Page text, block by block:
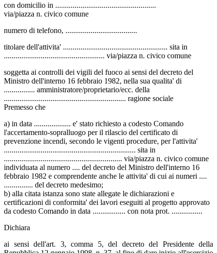
con domicilio in ....................................................
via/piazza n. civico comune
numero di telefono, .....................................
titolare dell'attivita' ...................................................... sita in
.................................................... via/piazza n. civico comune
soggetta ai controlli dei vigili del fuoco ai sensi del decreto del
Ministro dell'interno 16 febbraio 1982, nella sua qualita' di
................ amministratore/proprietario/ecc. della
............................................................... ragione sociale
Premesso che
a) in data ................... e' stato richiesto a codesto Comando
l'accertamento-sopralluogo per il rilascio del certificato di
prevenzione incendi, secondo le vigenti procedure, per l'attivita'
.................................................................... sita in
............................................................. via/piazza n. civico comune
individuata al numero .... del decreto del Ministro dell'interno 16
febbraio 1982 e comprendente anche le attivita' di cui ai numeri ....
............... del decreto medesimo;
b) alla citata istanza sono state allegate le dichiarazioni e
certificazioni di conformita' dei lavori eseguiti al progetto approvato
da codesto Comando in data ................. con nota prot. ................
Dichiara
ai sensi dell'art. 3, comma 5, del decreto del Presidente della